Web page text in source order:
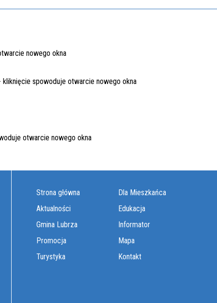
Strona główna
Aktualności
Gmina Lubrza
Promocja
Turystyka
Dla Mieszkańca
Edukacja
Informator
Mapa
Kontakt